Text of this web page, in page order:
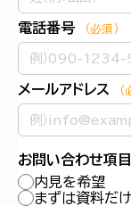
電話番号 （必須）
メールアドレス （
お問い合わせ項目
内見を希望
まずは資料だ